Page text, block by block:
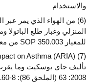
والاستخدام
(6) من الهواء الذي يمر عبر
المنزلي وغبار طلع
للمعيار SOP 350.003 من معهد OFI النمساوي.
2008:‏ 63 (الملحق 86): 8-160